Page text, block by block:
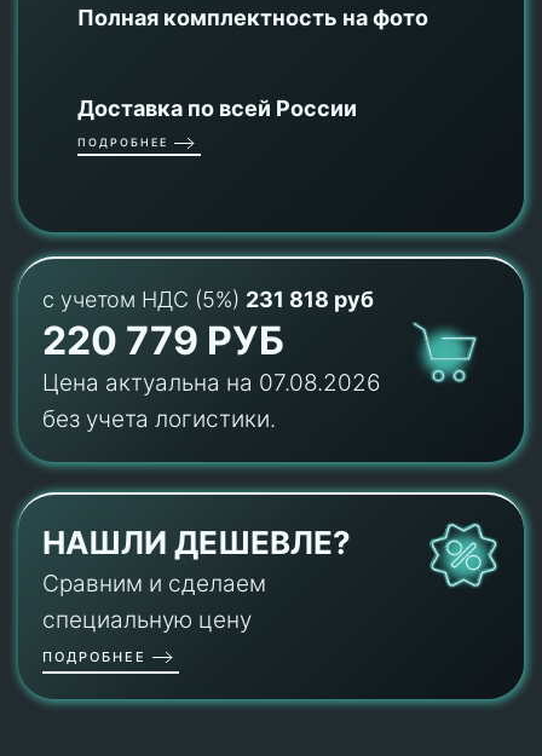
Полная комплектность на фото
Доставка по всей России
ПОДРОБНЕЕ
с учетом НДС (5%) 231 818 руб
220 779 РУБ
Цена актуальна на 07.08.2026
без учета логистики.
НАШЛИ ДЕШЕВЛЕ?
Сравним и сделаем
специальную цену
ПОДРОБНЕЕ